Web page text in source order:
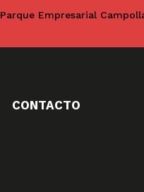
Empresarial
CONTACTO